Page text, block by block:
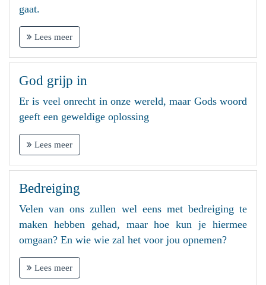
gaat.
Lees meer
God grijp in
Er is veel onrecht in onze wereld, maar Gods woord
geeft een geweldige oplossing
Lees meer
Bedreiging
Velen van ons zullen wel eens met bedreiging te
maken hebben gehad, maar hoe kun je hiermee
omgaan? En wie wie zal het voor jou opnemen?
Lees meer